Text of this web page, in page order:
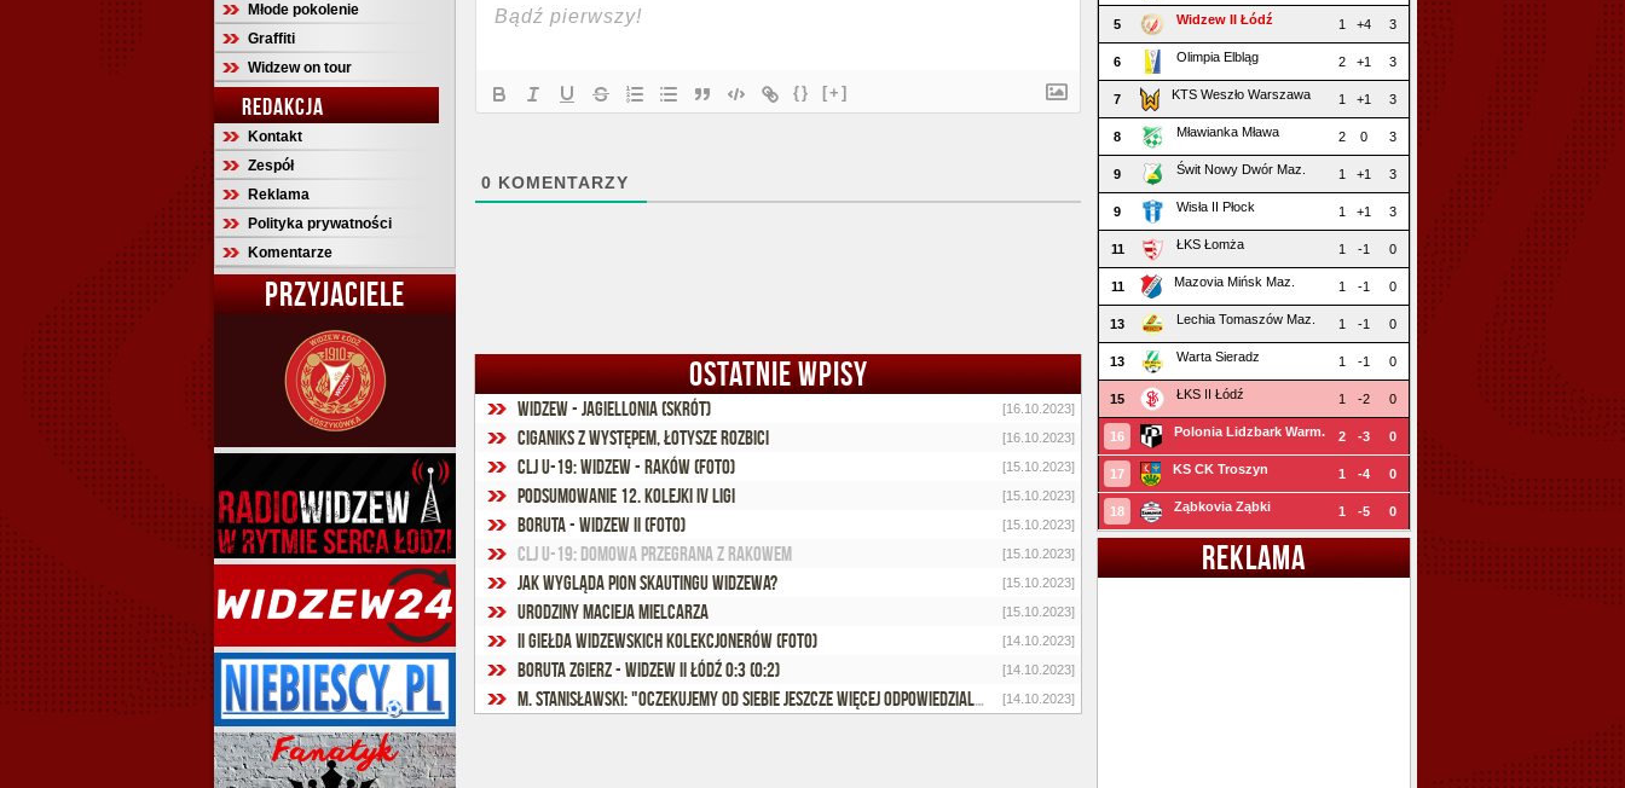
Młode pokolenie
Graffiti
Widzew on tour
REDAKCJA
Kontakt
Zespół
Reklama
Polityka prywatności
Komentarze
PRZYJACIELE
{} [+]
0 KOMENTARZY
OSTATNIE WPISY
Widzew - Jagiellonia (skrót) [16.10.2023]
Ciganiks z występem, Łotysze rozbici [16.10.2023]
CLJ U-19: Widzew - Raków (foto) [15.10.2023]
Podsumowanie 12. kolejki IV ligi [15.10.2023]
Boruta - Widzew II (foto) [15.10.2023]
CLJ U-19: Domowa przegrana z Rakowem [15.10.2023]
Jak wygląda pion skautingu Widzewa? [15.10.2023]
Urodziny Macieja Mielcarza [15.10.2023]
II Giełda Widzewskich Kolekcjonerów (foto) [14.10.2023]
Boruta Zgierz - Widzew II Łódź 0:3 (0:2) [14.10.2023]
M. Stanisławski: "Oczekujemy od siebie jeszcze więcej odpowiedzialności" [14.10.2023]
5 Widzew II Łódź 1 +4 3
6 Olimpia Elbląg 2 +1 3
7 KTS Weszło Warszawa 1 +1 3
8 Mławianka Mława 2 0 3
9 Świt Nowy Dwór Maz. 1 +1 3
9 Wisła II Płock 1 +1 3
11 ŁKS Łomża 1 -1 0
11 Mazovia Mińsk Maz. 1 -1 0
13 Lechia Tomaszów Maz. 1 -1 0
13 Warta Sieradz 1 -1 0
15 ŁKS II Łódź 1 -2 0
16 Polonia Lidzbark Warm. 2 -3 0
17 KS CK Troszyn 1 -4 0
18 Ząbkovia Ząbki 1 -5 0
REKLAMA